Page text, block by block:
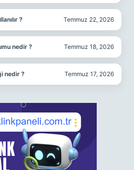
? Temmuz 22, 2026
nedir ? Temmuz 18, 2026
nedir ? Temmuz 17, 2026